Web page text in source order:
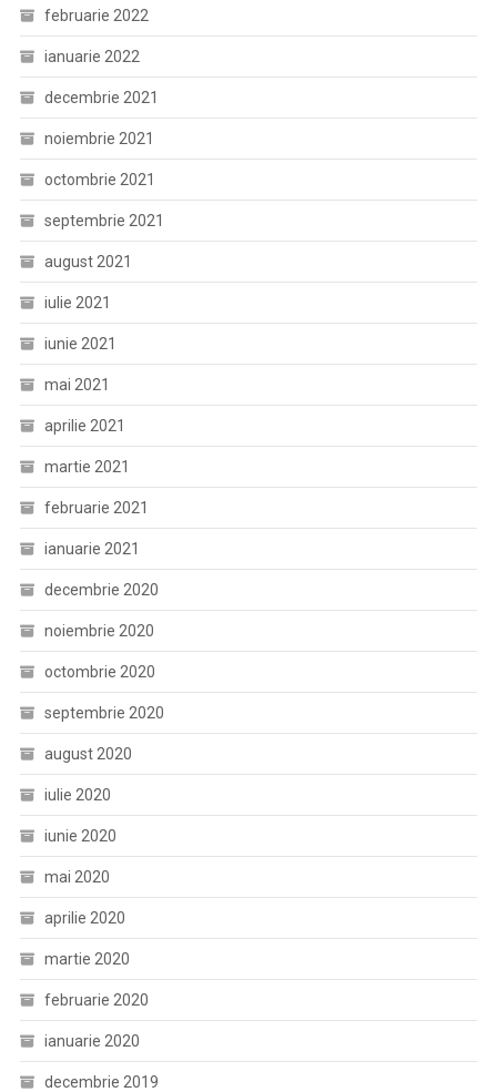
februarie 2022
ianuarie 2022
decembrie 2021
noiembrie 2021
octombrie 2021
septembrie 2021
august 2021
iulie 2021
iunie 2021
mai 2021
aprilie 2021
martie 2021
februarie 2021
ianuarie 2021
decembrie 2020
noiembrie 2020
octombrie 2020
septembrie 2020
august 2020
iulie 2020
iunie 2020
mai 2020
aprilie 2020
martie 2020
februarie 2020
ianuarie 2020
decembrie 2019